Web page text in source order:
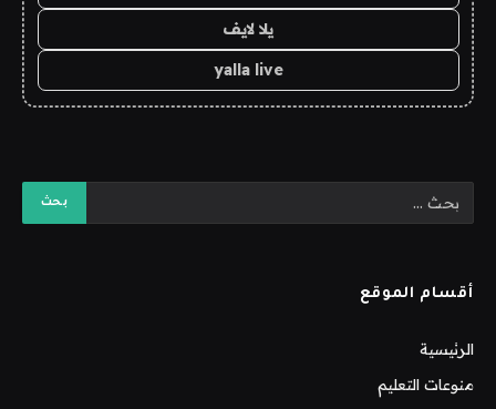
يلا لايف
yalla live
أقسام الموقع
الرئيسية
منوعات التعليم